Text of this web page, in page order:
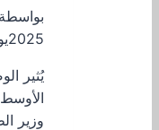
بواسطة
2025
يُثير
وزير